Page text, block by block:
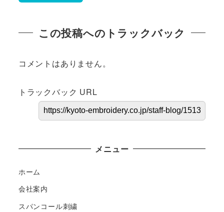
この投稿へのトラックバック
コメントはありません。
トラックバック URL
メニュー
ホーム
会社案内
スパンコール刺繍